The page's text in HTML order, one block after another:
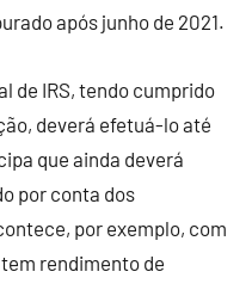
após junho de 2021.
de IRS, tendo cumprido
deverá efetuá-lo até
que ainda deverá
por conta dos
por exemplo, com
rendimento de